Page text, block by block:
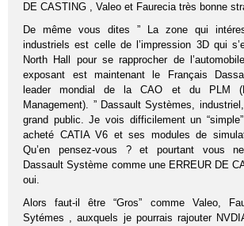
DE CASTING , Valeo et Faurecia très bonne
De même vous dites ” La zone qui
industriels est celle de l’impression 3D qui
North Hall pour se rapprocher de
exposant est maintenant le Français
leader mondial de la CAO et du PLM
Management). ” Dassault Systèmes,
grand public. Je vois difficilement un
acheté CATIA V6 et ses modules de
Qu’en pensez-vous ? et pourtant vous
Dassault Système comme une ERREUR DE
oui.
Alors faut-il être “Gros” comme Valeo,
Sytémes , auxquels je pourrais rajouter